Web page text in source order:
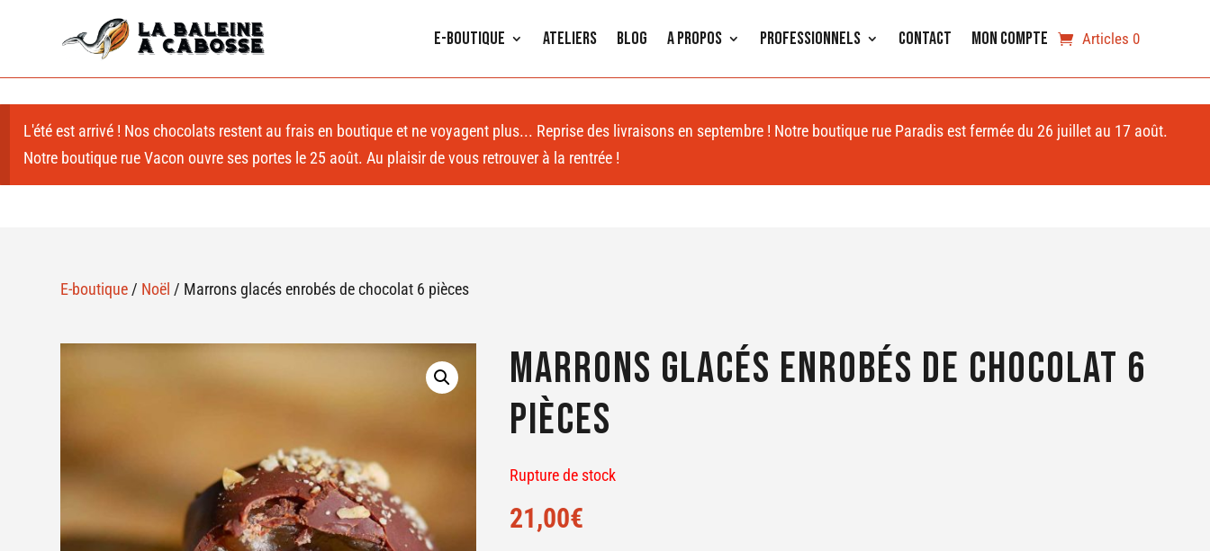
E-Boutique Ateliers Blog A propos Professionnels Contact Mon compte Articles 0
L'été est arrivé ! Nos chocolats restent au frais en boutique et ne voyagent plus... Reprise des livraisons en septembre ! Notre boutique rue Paradis est fermée du 26 juillet au 17 août.
Notre boutique rue Vacon ouvre ses portes le 25 août. Au plaisir de vous retrouver à la rentrée !
E-boutique / Noël / Marrons glacés enrobés de chocolat 6 pièces
Marrons glacés enrobés de chocolat 6
pièces
Rupture de stock
21,00€